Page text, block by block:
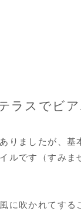
ラスでビア
りましたが、基
ルです（すみま
に吹かれてする